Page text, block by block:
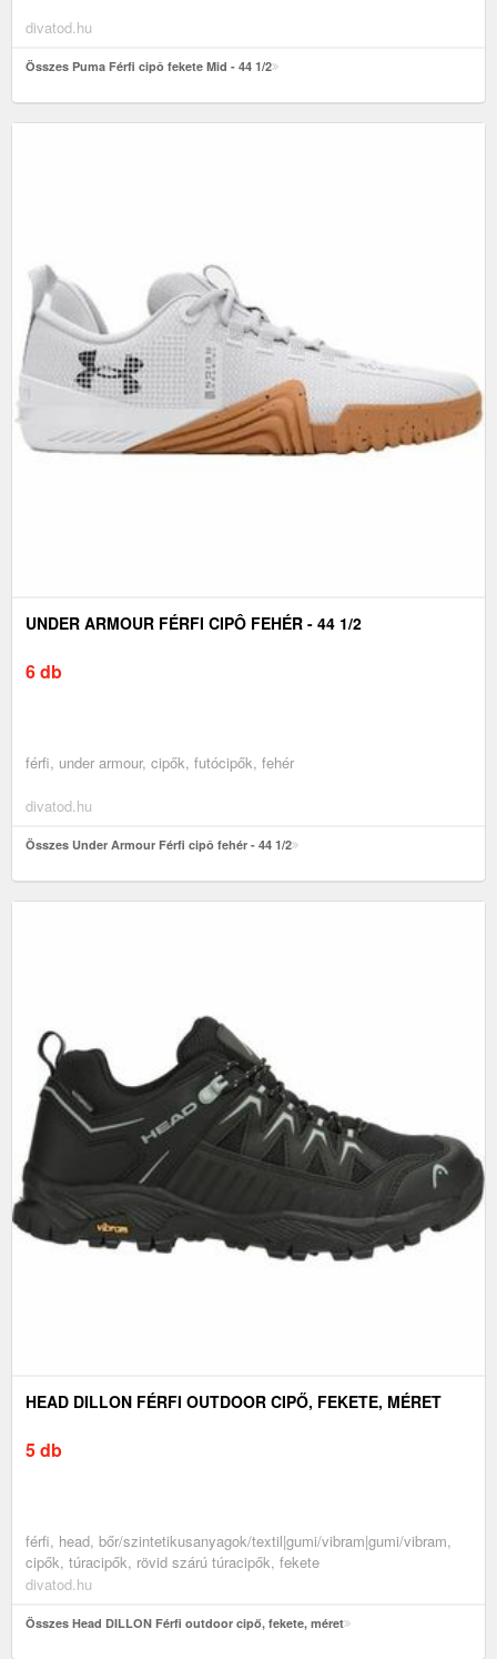
divatod.hu
Összes Puma Férfi cipô fekete Mid - 44 1/2
UNDER ARMOUR FÉRFI CIPÔ FEHÉR - 44 1/2
6 db
férfi, under armour, cipők, futócipők, fehér
divatod.hu
Összes Under Armour Férfi cipô fehér - 44 1/2
HEAD DILLON FÉRFI OUTDOOR CIPŐ, FEKETE, MÉRET
5 db
férfi, head, bőr/szintetikusanyagok/textil|gumi/vibram|gumi/vibram,
cipők, túracipők, rövid szárú túracipők, fekete
divatod.hu
Összes Head DILLON Férfi outdoor cipő, fekete, méret